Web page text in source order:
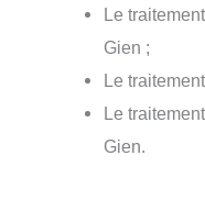
Le
Gien ;
Le
Le
Gien.